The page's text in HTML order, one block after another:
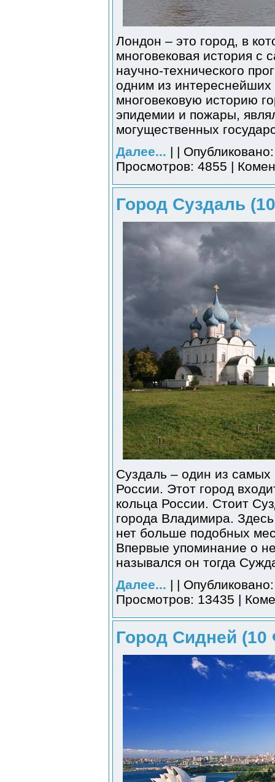
Лондон – это город, в
многовековая история
научно-технического
одним из
многовековую историю
эпидемии и пожары,
могущественных
Далее... | |
Просмотров: 4855 |
Город Суздаль
Суздаль – один из самых
России. Этот город
кольца России. Стоит
города Владимира.
нет больше подобных
Впервые упоминание о
назывался он тогда
Далее... | |
Просмотров: 13435 |
Город Сидней (10